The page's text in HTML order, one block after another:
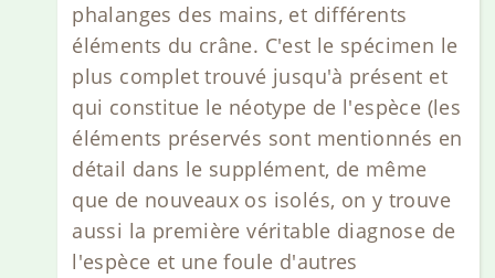
phalanges des mains, et différents
éléments du crâne. C'est le spécimen le
plus complet trouvé jusqu'à présent et
qui constitue le néotype de l'espèce (les
éléments préservés sont mentionnés en
détail dans le supplément, de même
que de nouveaux os isolés, on y trouve
aussi la première véritable diagnose de
l'espèce et une foule d'autres